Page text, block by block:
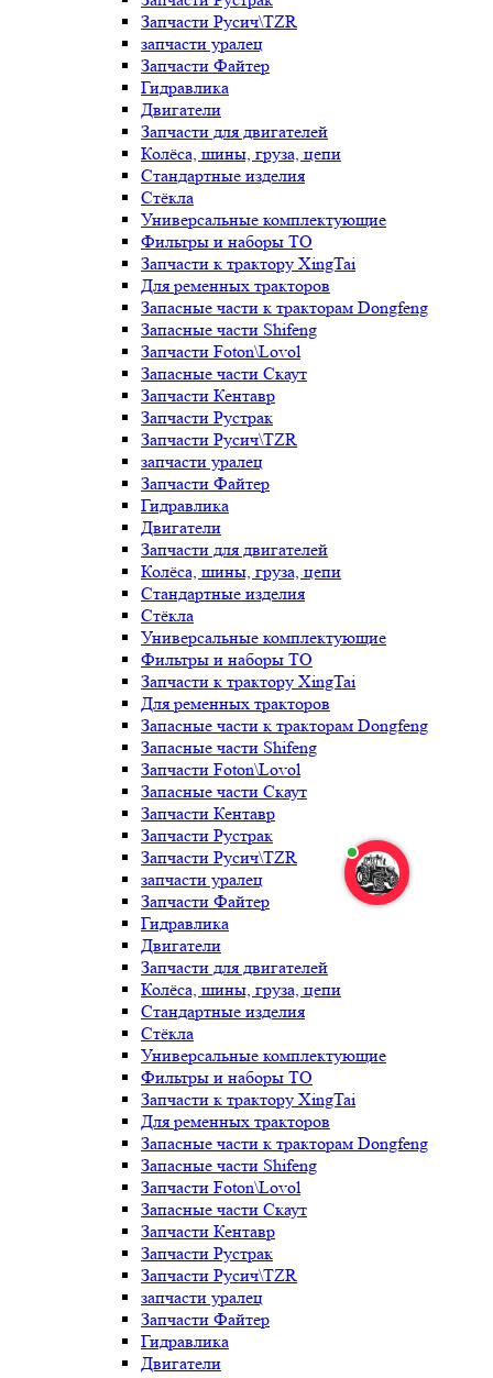
Запчасти Русич\TZR
запчасти уралец
Запчасти Файтер
Гидравлика
Двигатели
Запчасти для двигателей
Колёса, шины, груза, цепи
Стандартные изделия
Стёкла
Универсальные комплектующие
Фильтры и наборы ТО
Запчасти к трактору XingTai
Для ременных тракторов
Запасные части к тракторам Dongfeng
Запасные части Shifeng
Запчасти Foton\Lovol
Запасные части Скаут
Запчасти Кентавр
Запчасти Рустрак
Запчасти Русич\TZR
запчасти уралец
Запчасти Файтер
Гидравлика
Двигатели
Запчасти для двигателей
Колёса, шины, груза, цепи
Стандартные изделия
Стёкла
Универсальные комплектующие
Фильтры и наборы ТО
Запчасти к трактору XingTai
Для ременных тракторов
Запасные части к тракторам Dongfeng
Запасные части Shifeng
Запчасти Foton\Lovol
Запасные части Скаут
Запчасти Кентавр
Запчасти Рустрак
Запчасти Русич\TZR
запчасти уралец
Запчасти Файтер
Гидравлика
Двигатели
Запчасти для двигателей
Колёса, шины, груза, цепи
Стандартные изделия
Стёкла
Универсальные комплектующие
Фильтры и наборы ТО
Запчасти к трактору XingTai
Для ременных тракторов
Запасные части к тракторам Dongfeng
Запасные части Shifeng
Запчасти Foton\Lovol
Запасные части Скаут
Запчасти Кентавр
Запчасти Рустрак
Запчасти Русич\TZR
запчасти уралец
Запчасти Файтер
Гидравлика
Двигатели